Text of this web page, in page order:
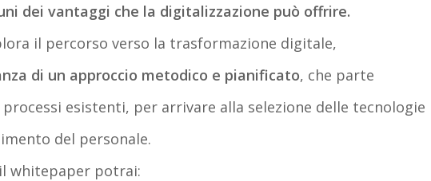
dei vantaggi che la digitalizzazione può offrire.
il percorso verso la trasformazione digitale,
di un approccio metodico e pianificato, che parte
processi esistenti, per arrivare alla selezione delle tecnologie
del personale.
whitepaperpotrai: